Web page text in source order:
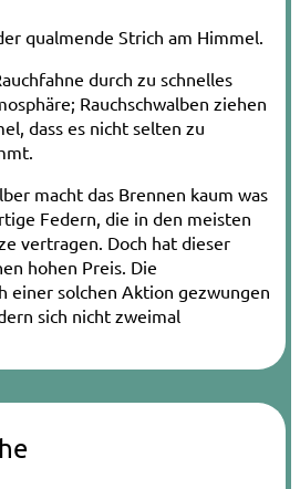
qualmende Strich am Himmel.
durch zu schnelles
Rauchschwalben ziehen
dass es nicht selten zu
macht das Brennen kaum was
Federn, die in den meisten
vertragen. Doch hat dieser
hohen Preis. Die
einer solchen Aktion gezwungen
sich nicht zweimal